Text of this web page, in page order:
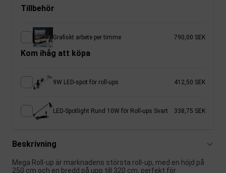
Tillbehör
Grafiskt arbete per timme 790,00 SEK
Kom ihåg att köpa
9W LED-spot för roll-ups 412,50 SEK
LED-Spotlight Rund 10W för Roll-ups Svart 338,75 SEK
Beskrivning
Mega Roll-up är marknadens största roll-up, med en höjd på
250 cm och en bredd på upp till 320 cm, perfekt för